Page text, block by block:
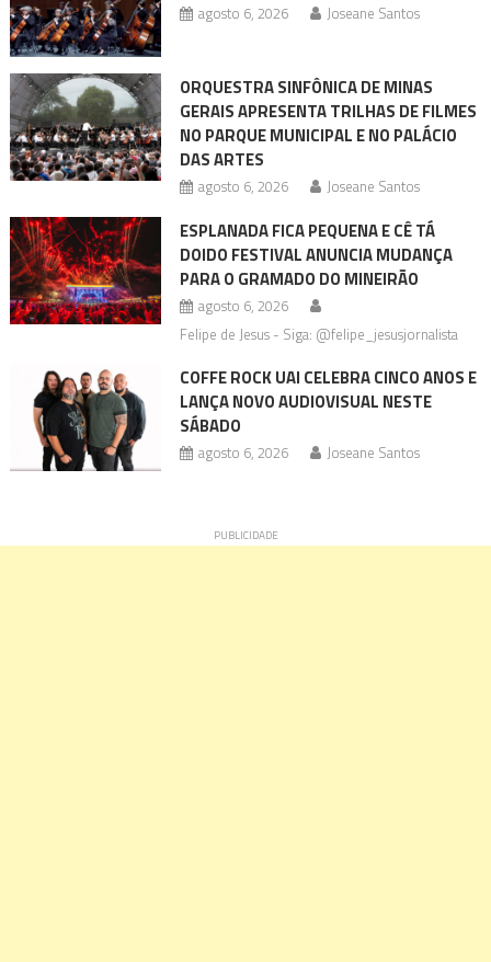
agosto 6, 2026 Joseane Santos
ORQUESTRA SINFÔNICA DE MINAS
GERAIS APRESENTA TRILHAS DE FILMES
NO PARQUE MUNICIPAL E NO PALÁCIO
DAS ARTES
agosto 6, 2026 Joseane Santos
ESPLANADA FICA PEQUENA E CÊ TÁ
DOIDO FESTIVAL ANUNCIA MUDANÇA
PARA O GRAMADO DO MINEIRÃO
agosto 6, 2026
Felipe de Jesus - Siga: @felipe_jesusjornalista
COFFE ROCK UAI CELEBRA CINCO ANOS E
LANÇA NOVO AUDIOVISUAL NESTE
SÁBADO
agosto 6, 2026 Joseane Santos